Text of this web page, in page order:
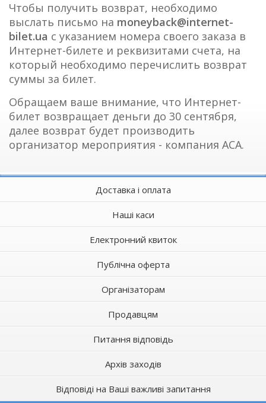
Чтобы получить возврат, необходимо
выслать письмо на moneyback@internet-
bilet.ua c указанием номера своего заказа в
Интернет-билете и реквизитами счета, на
который необходимо перечислить возврат
суммы за билет.
Обращаем ваше внимание, что Интернет-
билет возвращает деньги до 30 сентября,
далее возврат будет производить
организатор мероприятия - компания АСА.
Доставка і оплата
Наші каси
Електронний квиток
Публічна оферта
Організаторам
Продавцям
Питання відповідь
Архів заходів
Відповіді на Ваші важливі запитання